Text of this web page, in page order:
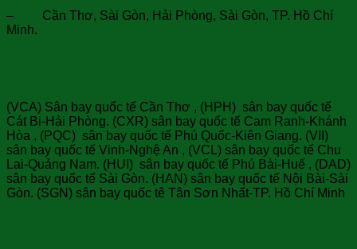
– Cần Thơ, Sài Gòn, Hải Phòng, Sài Gòn, TP. Hồ Chí
Minh.
(VCA) Sân bay quốc tế Cần Thơ , (HPH) sân bay quốc tế
Cát Bi-Hải Phòng. (CXR) sân bay quốc tế Cam Ranh-Khánh
Hòa , (PQC) sân bay quốc tế Phú Quốc-Kiên Giang. (VII)
sân bay quốc tế Vinh-Nghệ An , (VCL) sân bay quốc tế Chu
Lai-Quảng Nam. (HUI) sân bay quốc tế Phú Bài-Huế , (DAD)
sân bay quốc tế Sài Gòn. (HAN) sân bay quốc tế Nội Bài-Sài
Gòn. (SGN) sân bay quốc tê Tân Sơn Nhất-TP. Hồ Chí Minh